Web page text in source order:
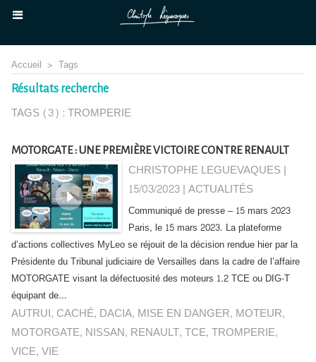
Accueil > Tags
Résultats recherche
TAGS (3) : TROMPERIE
MOTORGATE : UNE PREMIÈRE VICTOIRE CONTRE RENAULT
CHRISTOPHE LEGUEVAQUES |
15/03/2023|ACTUALITÉS
Communiqué de presse – 15 mars 2023
Paris, le 15 mars 2023. La plateforme
d’actions collectives MyLeo se réjouit de la décision rendue hier par la
Présidente du Tribunal judiciaire de Versailles dans la cadre de l’affaire
MOTORGATE visant la défectuosité des moteurs 1.2 TCE ou DIG-T
équipant de...
AUTRUI, CACHÉ, DACIA, MISE EN DANGER, MOTEUR,
MOTORGATE, NISSAN, RENAULT,TCE,TROMPERIE,
VICE,VIE